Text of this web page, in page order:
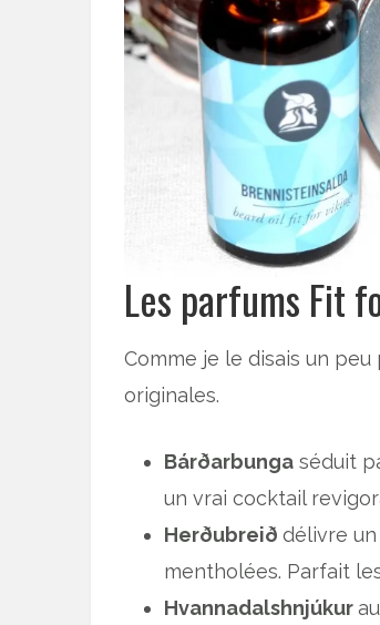
Les parfums Fit
Comme je le disais un
originales.
Bárðarbunga séduit
un vrai cocktail
Herðubreið délivre
mentholées. Parfait
Hvannadalshnjúkur